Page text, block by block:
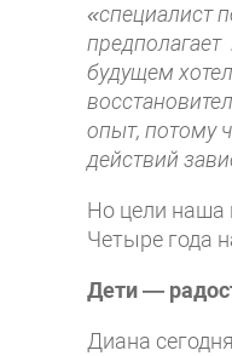
«специалист
будущем
опыт, потому
действий
Но цели наша
Четыре года
Дети —
Диана